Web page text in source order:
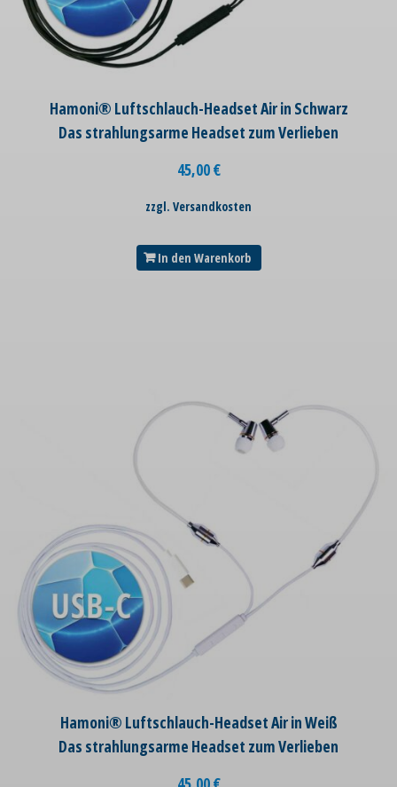
Hamoni® Luftschlauch-Headset Air in Schwarz
Das strahlungsarme Headset zum Verlieben
45,00€
zzgl. Versandkosten
In den Warenkorb
Hamoni® Luftschlauch-Headset Air in Weiß
Das strahlungsarme Headset zum Verlieben